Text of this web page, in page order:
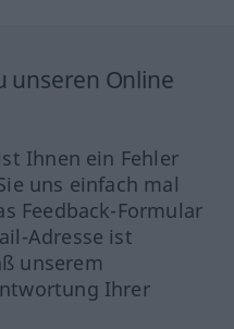
unseren Online
Ihnen ein Fehler
uns einfach mal
Feedback-Formular
Adresse ist
unserem
Ihrer